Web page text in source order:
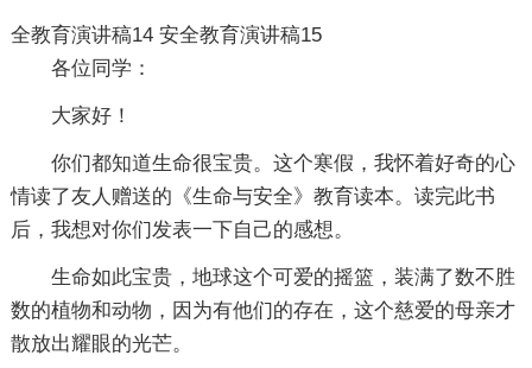
全教育演讲稿14
各位同学：
大家好！
你们都知道生命很宝贵。这个寒假，我怀着好奇的心
情读了友人赠送的《生命与安全》教育读本。读完此书
后，我想对你们发表一下自己的感想。
生命如此宝贵，地球这个可爱的摇篮，装满了数不胜
数的植物和动物，因为有他们的存在，这个慈爱的母亲才
散放出耀眼的光芒。
安全教育演讲稿15